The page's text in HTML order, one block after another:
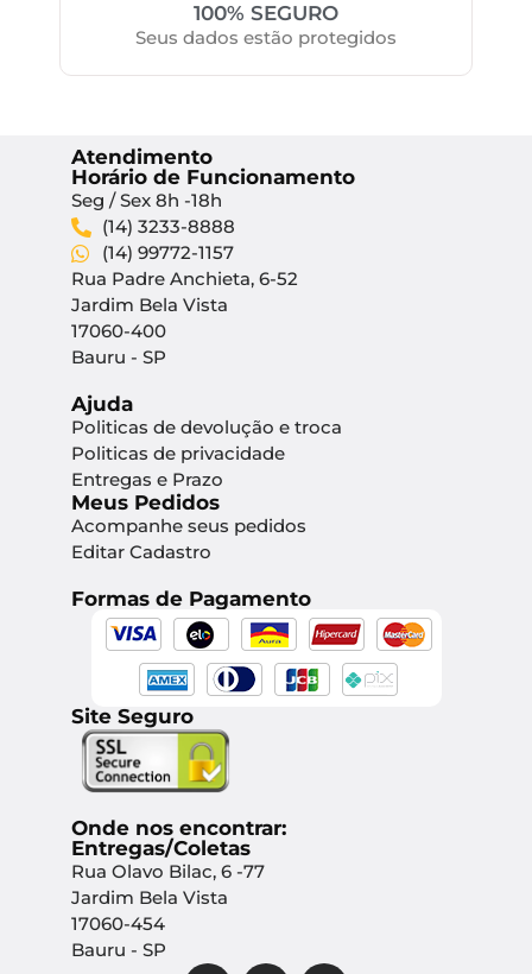
100% SEGURO
Seus dados estão protegidos
Atendimento
Horário de Funcionamento
Seg / Sex 8h -18h
(14) 3233-8888
(14) 99772-1157
Rua Padre Anchieta, 6-52
Jardim Bela Vista
17060-400
Bauru - SP
Ajuda
Politicas de devolução e troca
Politicas de privacidade
Entregas e Prazo
Meus Pedidos
Acompanhe seus pedidos
Editar Cadastro
Formas de Pagamento
Site Seguro
Onde nos encontrar:
Entregas/Coletas
Rua Olavo Bilac, 6 -77
Jardim Bela Vista
17060-454
Bauru - SP